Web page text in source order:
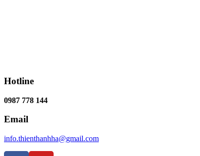
Hotline
0987 778 144
Email
info.thienthanhha@gmail.com